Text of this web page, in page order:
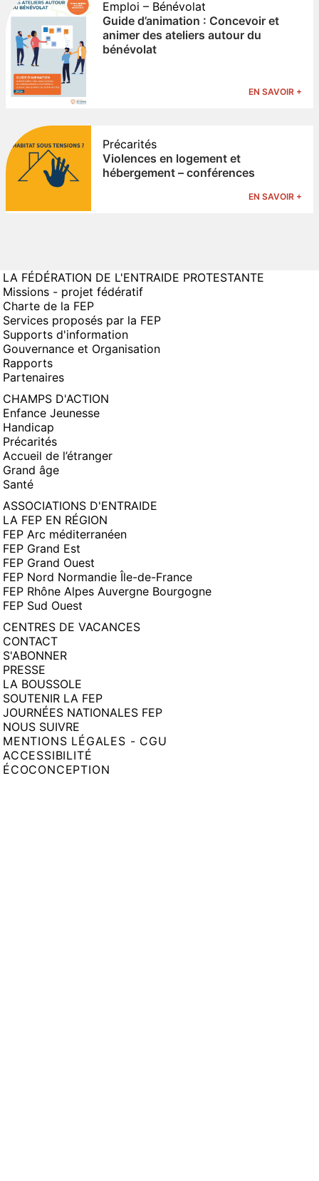
Emploi – Bénévolat
Guide d’animation : Concevoir et
animer des ateliers autour du
bénévolat
EN SAVOIR +
Précarités
Violences en logement et
hébergement – conférences
EN SAVOIR +
LA FÉDÉRATION DE L'ENTRAIDE PROTESTANTE
Missions - projet fédératif
Charte de la FEP
Services proposés par la FEP
Supports d'information
Gouvernance et Organisation
Rapports
Partenaires
CHAMPS D'ACTION
Enfance Jeunesse
Handicap
Précarités
Accueil de l’étranger
Grand âge
Santé
ASSOCIATIONS D'ENTRAIDE
LA FEP EN RÉGION
FEP Arc méditerranéen
FEP Grand Est
FEP Grand Ouest
FEP Nord Normandie Île-de-France
FEP Rhône Alpes Auvergne Bourgogne
FEP Sud Ouest
CENTRES DE VACANCES
CONTACT
S'ABONNER
PRESSE
LA BOUSSOLE
SOUTENIR LA FEP
JOURNÉES NATIONALES FEP
NOUS SUIVRE
MENTIONS LÉGALES - CGU
ACCESSIBILITÉ
ÉCOCONCEPTION